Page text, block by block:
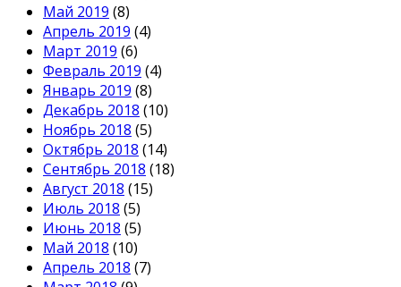
Май 2019 (8)
Апрель 2019 (4)
Март 2019 (6)
Февраль 2019 (4)
Январь 2019 (8)
Декабрь 2018 (10)
Ноябрь 2018 (5)
Октябрь 2018 (14)
Сентябрь 2018 (18)
Август 2018 (15)
Июль 2018 (5)
Июнь 2018 (5)
Май 2018 (10)
Апрель 2018 (7)